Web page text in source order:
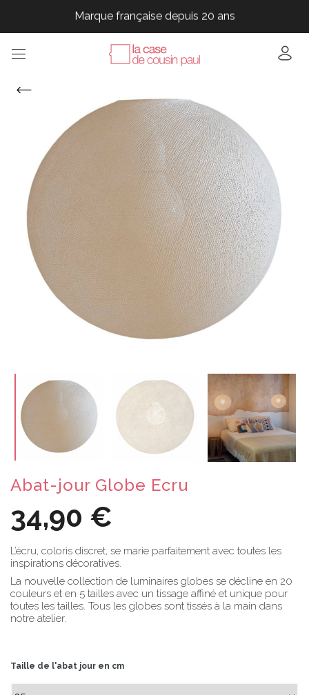
Marque française depuis 20 ans
Marque française depuis 20 ans
Abat-jour Globe Ecru
34,90 €
L’écru, coloris discret, se marie parfaitement avec toutes les
inspirations décoratives.
La nouvelle collection de luminaires globes se décline en 20
couleurs et en 5 tailles avec un tissage affiné et unique pour
toutes les tailles. Tous les globes sont tissés à la main dans
notre atelier.
Taille de l'abat jour en cm